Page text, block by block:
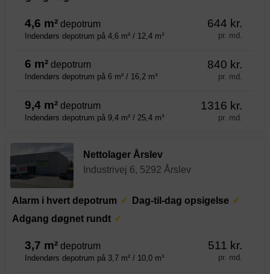
4,6 m² depotrum
Indendørs depotrum på 4,6 m² / 12,4 m³
644 kr.
pr. md.
6 m² depotrum
Indendørs depotrum på 6 m² / 16,2 m³
840 kr.
pr. md.
9,4 m² depotrum
Indendørs depotrum på 9,4 m² / 25,4 m³
1316 kr.
pr. md.
Nettolager Årslev
Industrivej 6, 5292 Årslev
Alarm i hvert depotrum
Dag-til-dag opsigelse
Adgang døgnet rundt
3,7 m² depotrum
Indendørs depotrum på 3,7 m² / 10,0 m³
511 kr.
pr. md.